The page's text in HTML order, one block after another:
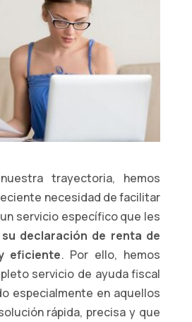
trayectoria, hemos
necesidad de facilitar
servicio específico que les
declaración de renta de
eficiente. Por ello, hemos
servicio de ayuda fiscal
especialmente en aquellos
rápida, precisa y que